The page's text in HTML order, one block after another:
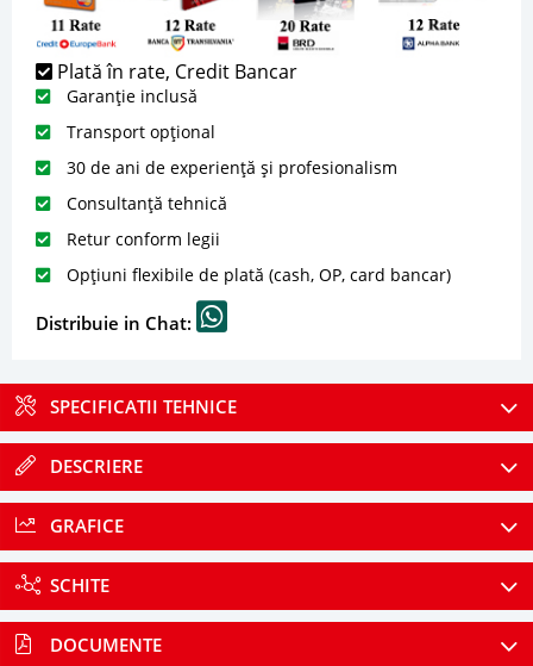
Plată în rate, Credit Bancar
Garanție inclusă
Transport opțional
30 de ani de experiență și profesionalism
Consultanță tehnică
Retur conform legii
Opțiuni flexibile de plată (cash, OP, card bancar)
Distribuie in Chat:
SPECIFICATII TEHNICE
DESCRIERE
GRAFICE
SCHITE
DOCUMENTE